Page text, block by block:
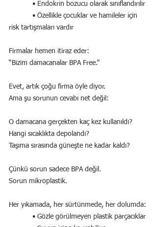
• Endokrin bozucu olarak sınıflandırılır
• Özellikle çocuklar ve hamileler için
risk tartışmaları vardır
Firmalar hemen itiraz eder:
“Bizim damacanalar BPA Free.”
Evet, artık çoğu firma öyle diyor.
Ama şu sorunun cevabı net değil:
O damacana gerçekten kaç kez kullanıldı?
Hangi sıcaklıkta depolandı?
Taşıma sırasında güneşte ne kadar kaldı?
Çünkü sorun sadece BPA değil.
Sorun mikroplastik.
Her yıkamada, her sürtünmede, her dolumda:
• Gözle görülmeyen plastik parçacıklar